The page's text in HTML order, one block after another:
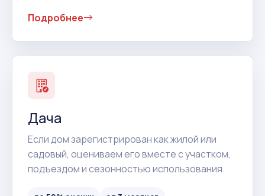
Подробнее
Дача
Если дом зарегистрирован как жилой или
садовый, оцениваем его вместе с участком,
подъездом и сезонностью использования.